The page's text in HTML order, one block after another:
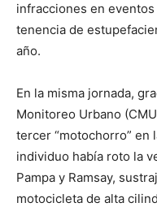
infracciones en
tenencia de
año.
En la misma jornada,
Monitoreo Urbano
tercer “motochorro” en
individuo había roto la
Pampa y Ramsay,
motocicleta de alta